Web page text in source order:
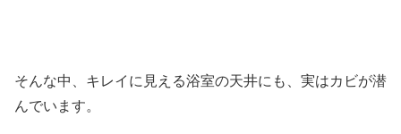
そんな中、キレイに見える浴室の天井にも、実はカビが潜
んでいます。